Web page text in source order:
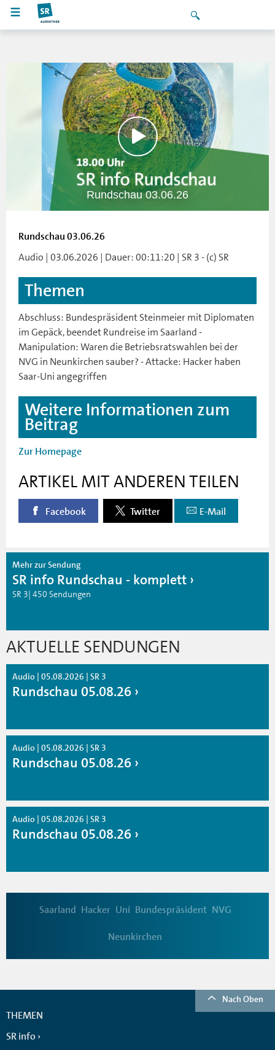
Rundschau 03.06.26
Rundschau 03.06.26
Audio | 03.06.2026 | Dauer: 00:11:20 | SR 3 - (c) SR
Themen
Abschluss: Bundespräsident Steinmeier mit Diplomaten
im Gepäck, beendet Rundreise im Saarland -
Manipulation: Waren die Betriebsratswahlen bei der
NVG in Neunkirchen sauber? - Attacke: Hacker haben
Saar-Uni angegriffen
Weitere Informationen zum
Beitrag
Zur Homepage
ARTIKEL MIT ANDEREN TEILEN
Facebook Twitter E-Mail
Mehr zur Sendung
SR info Rundschau - komplett
SR 3| 450 Sendungen
AKTUELLE SENDUNGEN
Audio | 05.08.2026 | SR 3
Rundschau 05.08.26
Audio | 05.08.2026 | SR 3
Rundschau 05.08.26
Audio | 05.08.2026 | SR 3
Rundschau 05.08.26
Saarland Hacker Uni Bundespräsident NVG
Neunkirchen
Nach Oben
THEMEN
SR info